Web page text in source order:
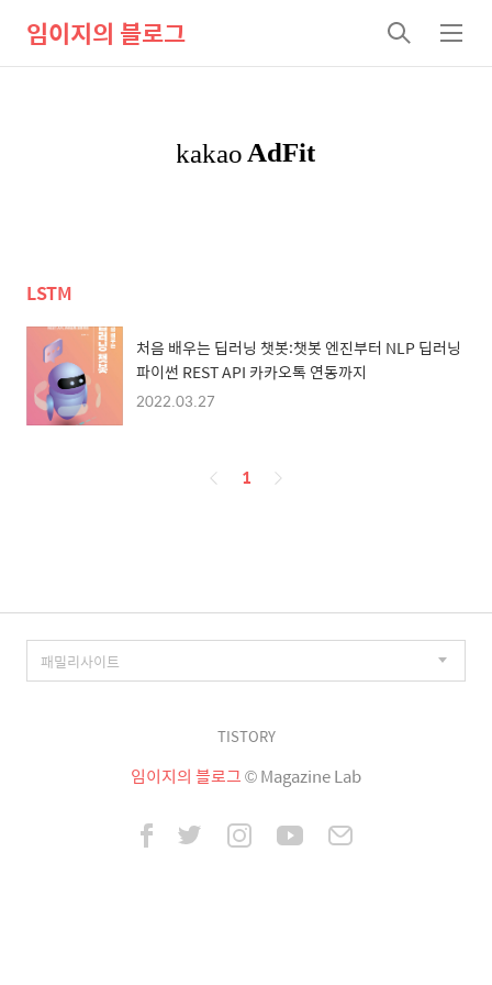
임이지의 블로그
검
색
메
뉴
LSTM
처음 배우는 딥러닝 챗봇:챗봇 엔진부터 NLP 딥러닝
파이썬 REST API 카카오톡 연동까지
2022.03.27
페
1
TISTORY
임이지의 블로그© Magazine Lab